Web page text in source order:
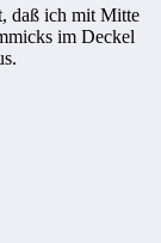
daß ich mit Mitte
im Deckel